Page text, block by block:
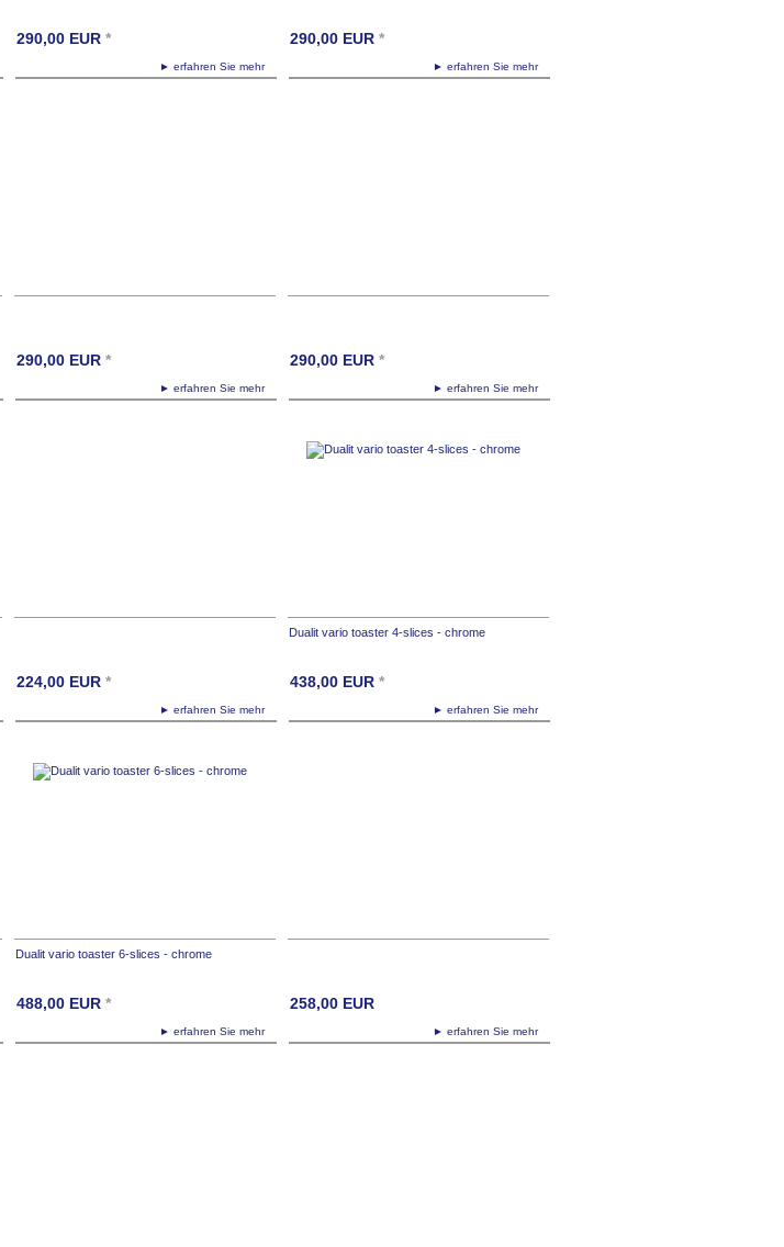
► erfahren Sie mehr
290,00 EUR *
► erfahren Sie mehr
290,00 EUR *
► erfahren Sie mehr
290,00 EUR *
► erfahren Sie mehr
290,00 EUR *
► erfahren Sie mehr
224,00 EUR *
Dualit vario toaster 4-slices - chrome
► erfahren Sie mehr
438,00 EUR *
Dualit vario toaster 6-slices - chrome
► erfahren Sie mehr
488,00 EUR *
► erfahren Sie mehr
258,00 EUR